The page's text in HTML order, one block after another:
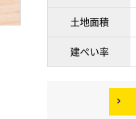
土地面積
建ぺい率